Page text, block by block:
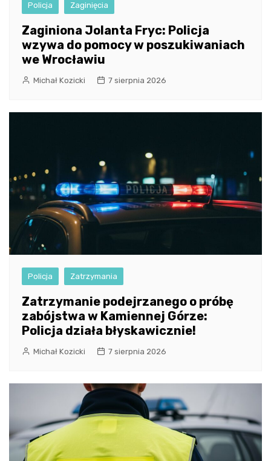
Policja Zaginięcia
Zaginiona Jolanta Fryc: Policja
wzywa do pomocy w poszukiwaniach
we Wrocławiu
Michał Kozicki 7 sierpnia 2026
Policja Zatrzymania
Zatrzymanie podejrzanego o próbę
zabójstwa w Kamiennej Górze:
Policja działa błyskawicznie!
Michał Kozicki 7 sierpnia 2026